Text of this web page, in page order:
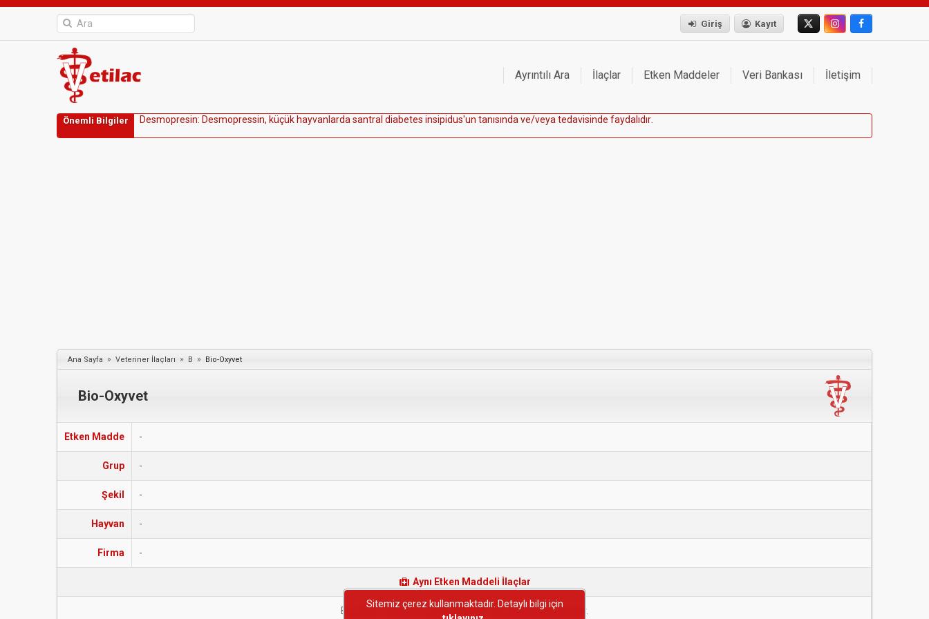
Giriş Kayıt
Ayrıntılı Ara İlaçlar Etken Maddeler Veri Bankası İletişim
Önemli Bilgiler Desmopresin: Desmopressin, küçük hayvan arda santra diabetes insipidus'un tanısında ve/veya tedavisinde fayda ıdır
Ana Sayfa » Veteriner İlaçları » B » Bio-Oxyvet
Bio-Oxyvet
Etken Madde -
Grup -
Şekil -
Hayvan -
Firma -
Aynı Etken Maddeli İlaçlar
Bu etken maddeye sahip başka bir ilaç bulunmamaktadır.
Sitemiz çerez kullanmaktadır. Detaylı bilgi için